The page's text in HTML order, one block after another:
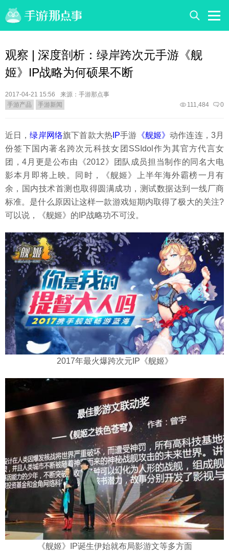
观察 | 深度剖析：绿岸跨次元手游《舰
姬》IP战略为何硕果不断
2017-04-21 15:56
来源：手游那点事
手游产品
手游新闻 0
111,484
近日，绿岸网络旗下首款大热 IP手游 《舰姬》动作连连，3月
份签下国内著名跨次元科技女团SSIdol作为其官方代言女
团，4月更是公布由《2012》团队成员担当制作的同名大电
影本月即将上映。同时，《舰姬》上半年海外霸榜一月有
余，国内技术首测也取得圆满成功，测试数据达到一线厂商
标准。是什么原因让这样一款游戏短期内取得了极大的关注?
可以说，《舰姬》的IP战略功不可没。
2017年最火爆跨次元IP《舰姬》
《舰姬》IP诞生伊始就布局影游文等多方面